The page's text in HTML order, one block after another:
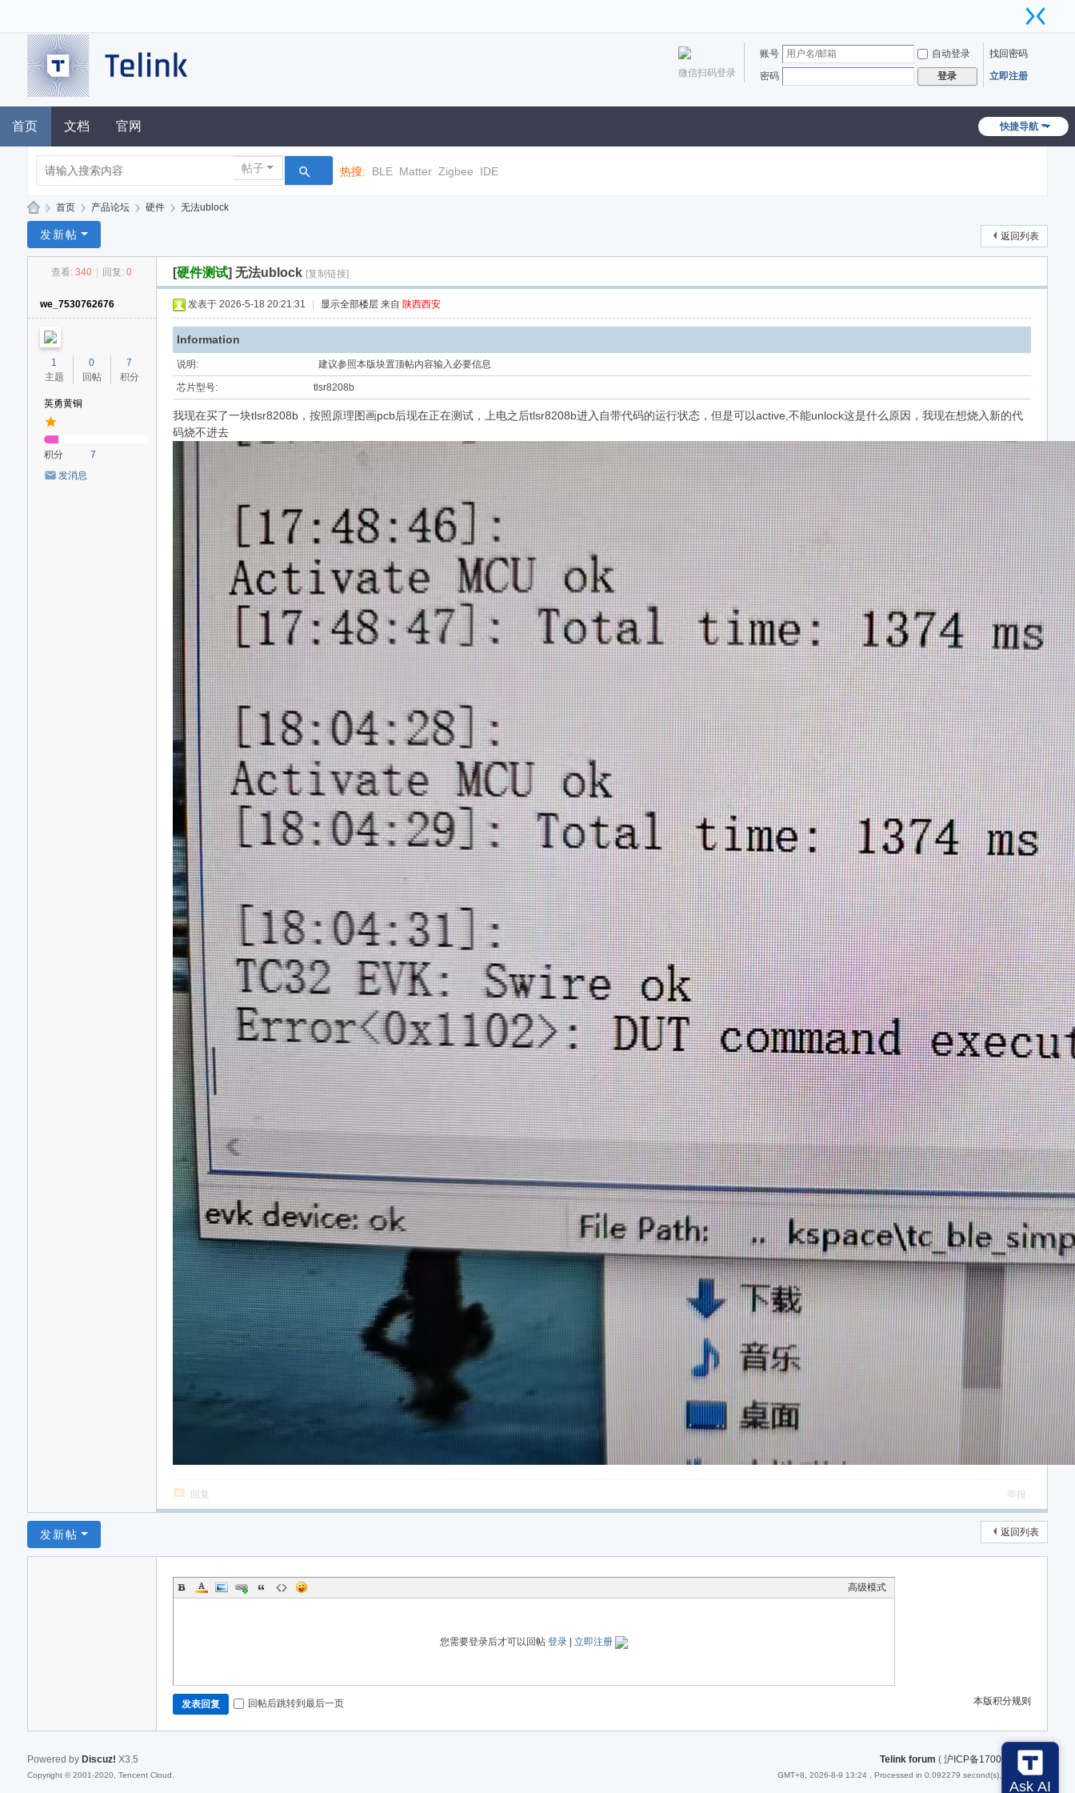
账号 自动登录
找回密码
密码
登录 立即注册
微信扫码登录
快捷导航
首页 文档 官网
帖子 热搜: BLE Matter Zigbee IDE
凌
» 首页 › 产品论坛 › 硬件 › 无法ublock
返回列表
发新帖
查看: 340 回复: 0 [硬件测试] 无法ublock [复制链接]
we_7530762676
1
主题
0
回帖
7
积分
英勇黄铜
积分
7
发消息
发表于 2026-5-18 20:21:31 显示全部楼层 来自 陕西西安
Information
说明: 建议参照本版块置顶帖内容输入必要信息
芯片型号: tlsr8208b
我现在买了一块tlsr8208b，按照原理图画pcb后现在正在测试，上电之后tlsr8208b进入自带代码的运行状态，但是可以active,不能unlock这是什么原因，我现在想烧入新的代
码烧不进去
回复 举报
返回列表
发新帖
高级模式
您需要登录后才可以回帖 登录| 立即注册
本版积分规则
发表回复 回帖后跳转到最后一页
Telink forum (沪ICP备17008231号-1
GMT+8, 2026-8-9 13:24 , Processed in 0.092279 second(s), 26 queries .
Powered by Discuz! X3.5
Copyright © 2001-2020, Tencent Cloud.